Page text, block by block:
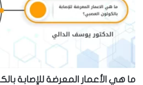
ما هي الأعمار المعرضة للإصابة